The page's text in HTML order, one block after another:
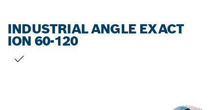
INDUSTRIAL ANGLE EXACT
ION 60-120